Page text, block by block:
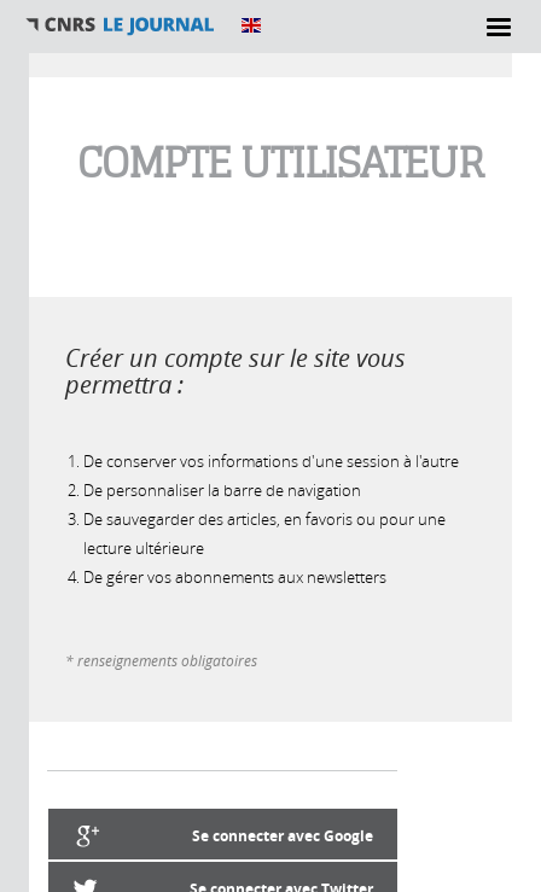
COMPTE UTILISATEUR
Créer un compte sur le site vous
permettra :
De conserver vos informations d'une session à l'autre
De personnaliser la barre de navigation
De sauvegarder des articles, en favoris ou pour une
lecture ultérieure
De gérer vos abonnements aux newsletters
* renseignements obligatoires
Se connecter avec Google